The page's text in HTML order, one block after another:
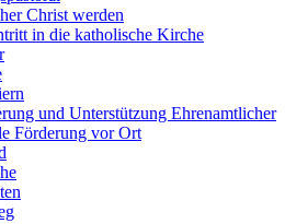
Christ werden
in die katholische Kirche
und Unterstützung Ehrenamtlicher
Förderung vor Ort